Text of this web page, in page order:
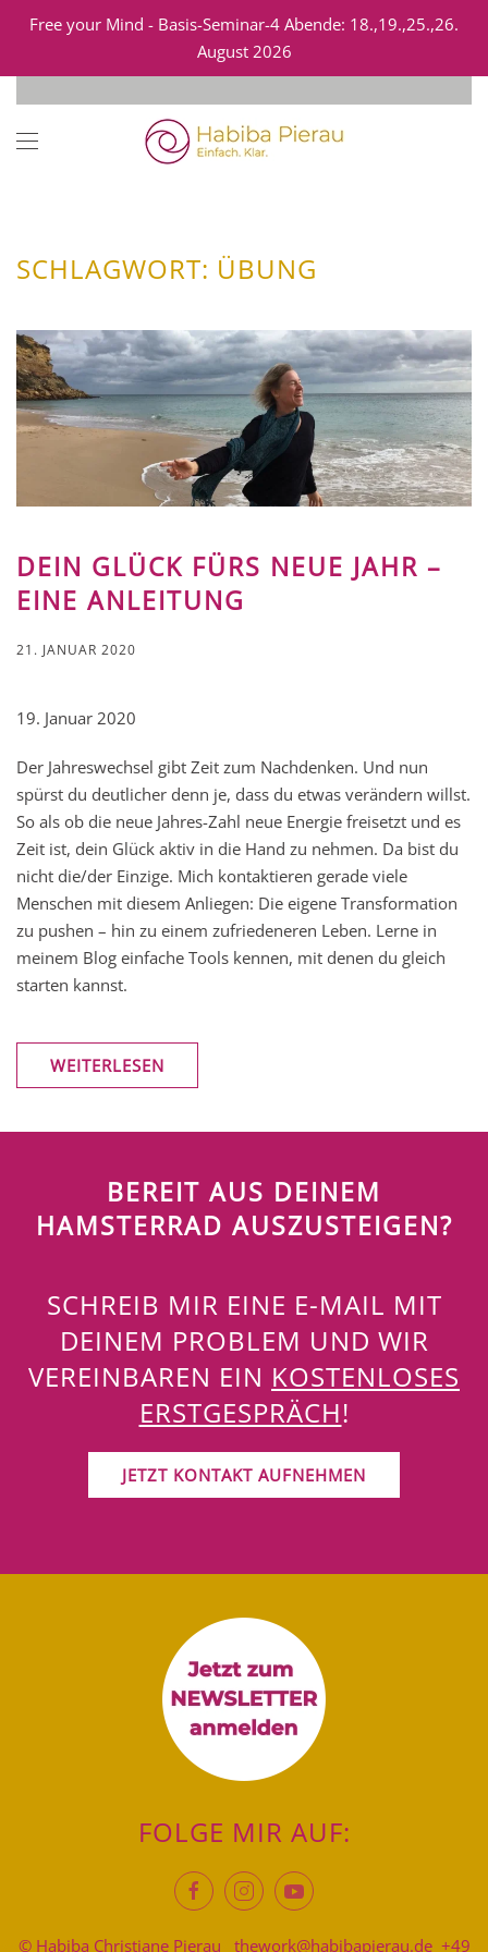
Free your Mind - Basis-Seminar-4 Abende: 18.,19.,25.,26.
August 2026
Zum Hauptinhalt springen
SCHLAGWORT: ÜBUNG
DEIN GLÜCK FÜRS NEUE JAHR –
EINE ANLEITUNG
21. JANUAR 2020
19. Januar 2020
Der Jahreswechsel gibt Zeit zum Nachdenken. Und nun
spürst du deutlicher denn je, dass du etwas verändern willst.
So als ob die neue Jahres-Zahl neue Energie freisetzt und es
Zeit ist, dein Glück aktiv in die Hand zu nehmen. Da bist du
nicht die/der Einzige. Mich kontaktieren gerade viele
Menschen mit diesem Anliegen: Die eigene Transformation
zu pushen – hin zu einem zufriedeneren Leben. Lerne in
meinem Blog einfache Tools kennen, mit denen du gleich
starten kannst.
WEITERLESEN
BEREIT AUS DEINEM
HAMSTERRAD AUSZUSTEIGEN?
SCHREIB MIR EINE E-MAIL MIT
DEINEM PROBLEM UND WIR
VEREINBAREN EIN KOSTENLOSES
ERSTGESPRÄCH!
JETZT KONTAKT AUFNEHMEN
FOLGE MIR AUF:
© Habiba Christiane Pierau thework@habibapierau.de +49